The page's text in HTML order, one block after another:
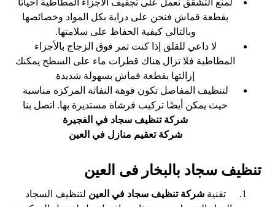
لمنع التشقق نعمل على تجفيف الأجزاء المطاطية أحيانًا
بقطعة قماش فنحن على دراية بكل المواد وخصائصها
وبالتالي كيفية الحفاظ على سلامتها.
لا داعي للقلق إذا كنت تمر فوق الزجاج بالأجزاء
المطاطية فلا تزال هناك قطرات ماء على السطح يمكنك
إزالتها بقطعة قماش بسهولة شديدة
لتنظيف المفاصل تكون فوهة النفاثة المركزة مناسبة
حيث يمكن أيضًا تركيب فرشاة مستديرة بها. اتصل بنا
شركة تنظيف سجاد في الفجيرة
شركة تعقيم منازل في العين
تنظيف سجاد بالبخار فى العين
تقنيةشركة تنظيف سجاد في العين لتنظيف السجاد